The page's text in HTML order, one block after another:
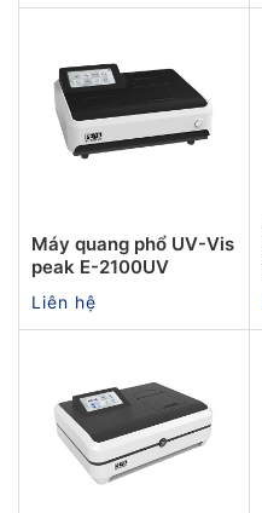
Máy quang phổ UV-Vis
peak E-2100UV
Liên hệ